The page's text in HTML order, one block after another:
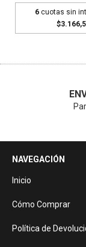
6 cuotas sin
NAVEGACIÓN
Inicio
Cómo Comprar
Política de